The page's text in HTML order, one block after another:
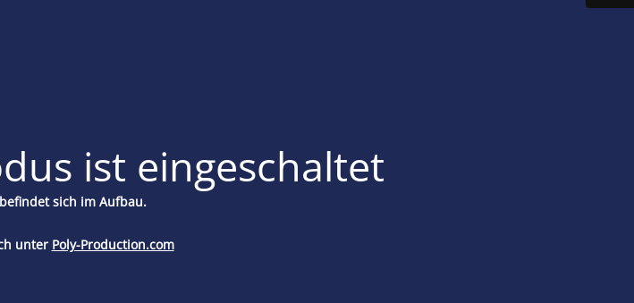
ist eingeschaltet
sich im Aufbau.
unter Poly-Production.com